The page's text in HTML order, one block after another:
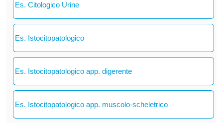
Es. Citologico Urine
Es. Istocitopatologico
Es. Istocitopatologico app. digerente
Es. Istocitopatologico app. muscolo-scheletrico